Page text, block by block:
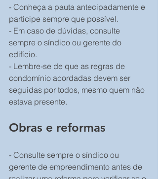
- Conheça a pauta antecipadamente e
participe sempre que possível.
- Em caso de dúvidas, consulte
sempre o síndico ou gerente do
edifício.
- Lembre-se de que as regras de
condomínio acordadas devem ser
seguidas por todos, mesmo quem não
estava presente.
Obras e reformas
- Consulte sempre o síndico ou
gerente de empreendimento antes de